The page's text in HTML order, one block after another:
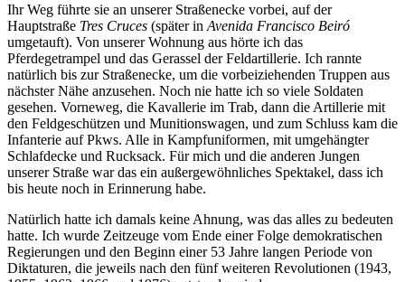
Ihr Weg führte sie an unserer Straßenecke vorbei, auf der
Hauptstraße Tres Cruces (später in Avenida Francisco Beiró
umgetauft). Von unserer Wohnung aus hörte ich das
Pferdegetrampel und das Gerassel der Feldartillerie. Ich rannte
natürlich bis zur Straßenecke, um die vorbeiziehenden Truppen aus
nächster Nähe anzusehen. Noch nie hatte ich so viele Soldaten
gesehen. Vorneweg, die Kavallerie im Trab, dann die Artillerie mit
den Feldgeschützen und Munitionswagen, und zum Schluss kam die
Infanterie auf Pkws. Alle in Kampfuniformen, mit umgehängter
Schlafdecke und Rucksack. Für mich und die anderen Jungen
unserer Straße war das ein außergewöhnliches Spektakel, dass ich
bis heute noch in Erinnerung habe.
Natürlich hatte ich damals keine Ahnung, was das alles zu bedeuten
hatte. Ich wurde Zeitzeuge vom Ende einer Folge demokratischen
Regierungen und den Beginn einer 53 Jahre langen Periode von
Diktaturen, die jeweils nach den fünf weiteren Revolutionen (1943,